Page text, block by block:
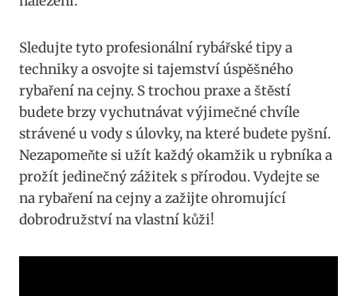
Sledujte tyto profesionální rybářské tipy a
techniky a osvojte si tajemství úspěšného
rybaření na cejny. S trochou praxe a štěstí
budete brzy vychutnávat výjimečné chvíle
strávené u vody s úlovky, na které budete pyšní.
Nezapomeňte si užít každý okamžik u rybníka a
prožít jedinečný zážitek s přírodou. Vydejte se
na rybaření na cejny a zažijte ohromující
dobrodružství na vlastní kůži!